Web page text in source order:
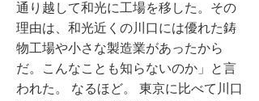
通り越して和光に工場を移した。その
理由は、和光近くの川口には優れた鋳
物工場や小さな製造業があったから
だ。こんなことも知らないのか」と言
われた。 なるほど。 東京に比べて川口